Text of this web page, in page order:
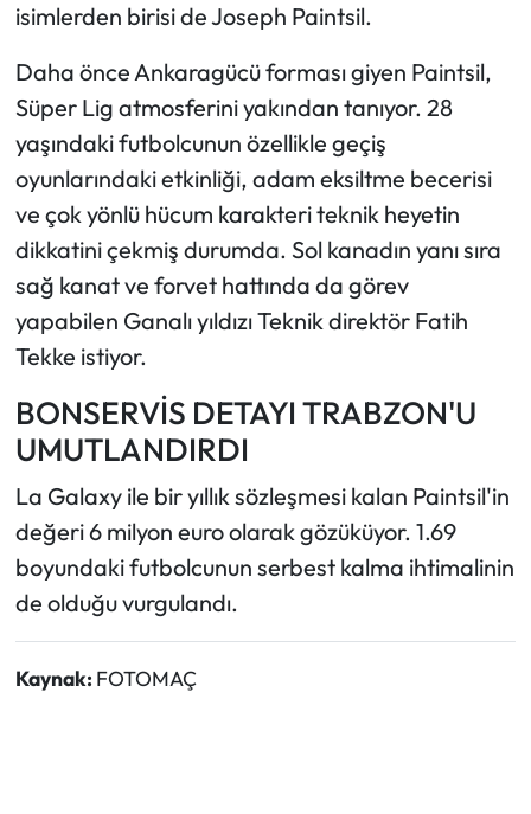
isimlerden birisi de Joseph Paintsil.
Daha önce Ankaragücü forması giyen Paintsil,
Süper Lig atmosferini yakından tanıyor. 28
yaşındaki futbolcunun özellikle geçiş
oyunlarındaki etkinliği, adam eksiltme becerisi
ve çok yönlü hücum karakteri teknik heyetin
dikkatini çekmiş durumda. Sol kanadın yanı sıra
sağ kanat ve forvet hattında da görev
yapabilen Ganalı yıldızı Teknik direktör Fatih
Tekke istiyor.
BONSERVİS DETAYI TRABZON'U
UMUTLANDIRDI
La Galaxy ile bir yıllık sözleşmesi kalan Paintsil'in
değeri 6 milyon euro olarak gözüküyor. 1.69
boyundaki futbolcunun serbest kalma ihtimalinin
de olduğu vurgulandı.
Kaynak: FOTOMAÇ